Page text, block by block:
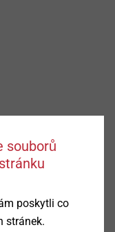
souborů
poskytli co
stránek.